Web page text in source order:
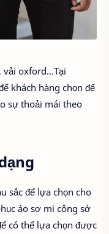
oxford...Tại
khách hàng chọn để
sự thoải mái theo
sắc để lựa chọn cho
áo sơ mi công sở
có thể lựa chọn được